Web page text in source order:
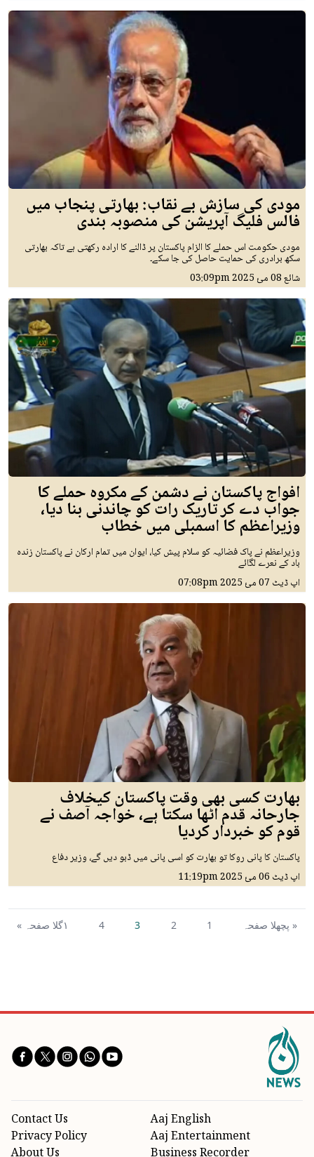
مودی کی سازش بے نقاب: بھارتی پنجاب میں
فالس فلیگ آپریشن کی منصوبہ بندی
مودی حکومت اس حملے کا الزام پاکستان پر ڈالنے کا ارادہ رکھتی ہے تاکہ بھارتی
سکھ برادری کی حمایت حاصل کی جا سکے۔
شائع08 مئ 2025 03:09pm
افواج پاکستان نے دشمن کے مکروہ حملے کا
جواب دے کر تاریک رات کو چاندنی بنا دیا،
وزیراعظم کا اسمبلی میں خطاب
وزیراعظم نے پاک فضائیہ کو سلام پیش کیا، ایوان میں تمام ارکان نے پاکستان زندہ
باد کے نعرے لگائے
اپ ڈیٹ 07 مئ 2025 07:08pm
بھارت کسی بھی وقت پاکستان کیخلاف
جارحانہ قدم اٹھا سکتا ہے، خواجہ آصف نے
قوم کو خبردار کردیا
پاکستان کا پانی روکا تو بھارت کو اسی پانی میں ڈبو دیں گے، وزیر دفاع
اپ ڈیٹ 06 مئ 2025 11:19pm
« پچھلا صفحہ 1
2
3
4 ١گلا صفحہ »
Aaj English
Aaj Entertainment
Contact Us
Privacy Policy